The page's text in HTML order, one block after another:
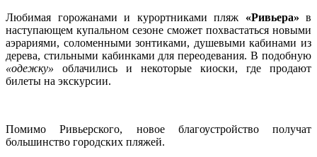
Любимая горожанами и курортниками пляж «Ривьера» в
наступающем купальном сезоне сможет похвастаться новыми
аэрариями, соломенными зонтиками, душевыми кабинами из
дерева, стильными кабинками для переодевания. В подобную
«одежку» облачились и некоторые киоски, где продают
билеты на экскурсии.
Помимо Ривьерского, новое благоустройство получат
большинство городских пляжей.